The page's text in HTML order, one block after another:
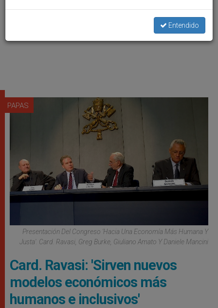
PAPAS
Presentación Del Congreso 'Hacia Una Economía Más Humana Y
Justa'. Card. Ravasi, Greg Burke, Giuliano Amato Y Daniele Mancini
Card. Ravasi: 'Sirven nuevos
modelos económicos más
humanos e inclusivos'
Entendido